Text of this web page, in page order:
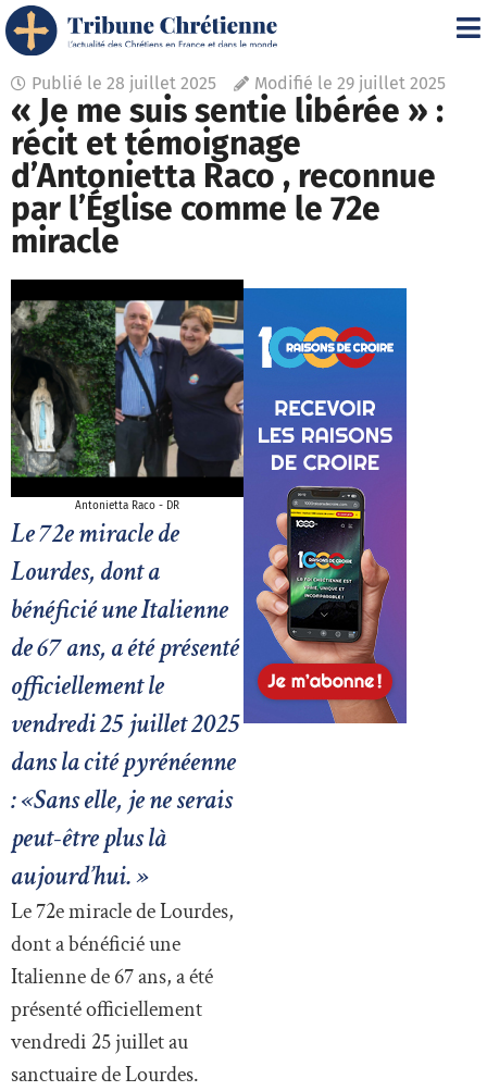
Publié le 28 juillet 2025 Modifié le 29 juillet 2025
« Je me suis sentie libérée » :
récit et témoignage
d’Antonietta Raco , reconnue
par l’Église comme le 72e
miracle
Antonietta Raco - DR
Le 72e miracle de
Lourdes, dont a
bénéficié une Italienne
de 67 ans, a été présenté
officiellement le
vendredi 25 juillet 2025
dans la cité pyrénéenne
: «Sans elle, je ne serais
peut-être plus là
aujourd’hui. »
Le 72e miracle de Lourdes,
dont a bénéficié une
Italienne de 67 ans, a été
présenté officiellement
vendredi 25 juillet au
sanctuaire de Lourdes.